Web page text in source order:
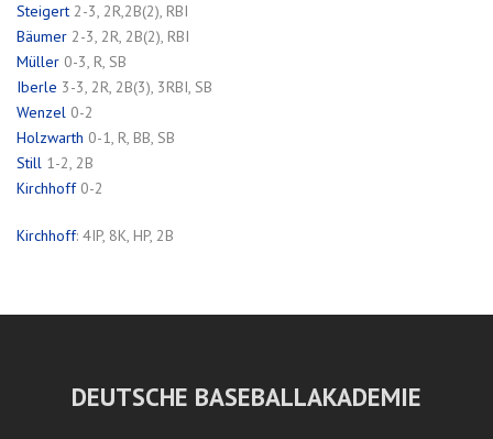
Steigert 2-3, 2R,2B(2), RBI
Bäumer 2-3, 2R, 2B(2), RBI
Müller 0-3, R, SB
Iberle 3-3, 2R, 2B(3), 3RBI, SB
Wenzel 0-2
Holzwarth 0-1, R, BB, SB
Still 1-2, 2B
Kirchhoff0-2
Kirchhoff: 4IP, 8K, HP, 2B
DEUTSCHE BASEBALLAKADEMIE